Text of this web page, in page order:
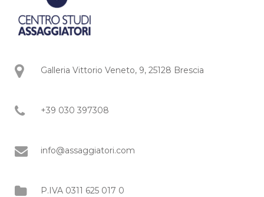
Galleria Vittorio Veneto, 9, 25128 Brescia
+39 030 397308
info@assaggiatori.com
P.IVA 0311 625 017 0